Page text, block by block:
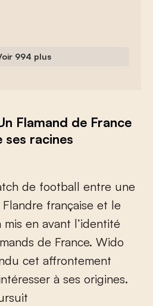
994 plus
Flamand de France
ses racines
tch de football entre une
Flandre française et le
mis en avant l’identité
mands de France. Wido
du cet afrontement
ntéresser à ses origines.
rsuit